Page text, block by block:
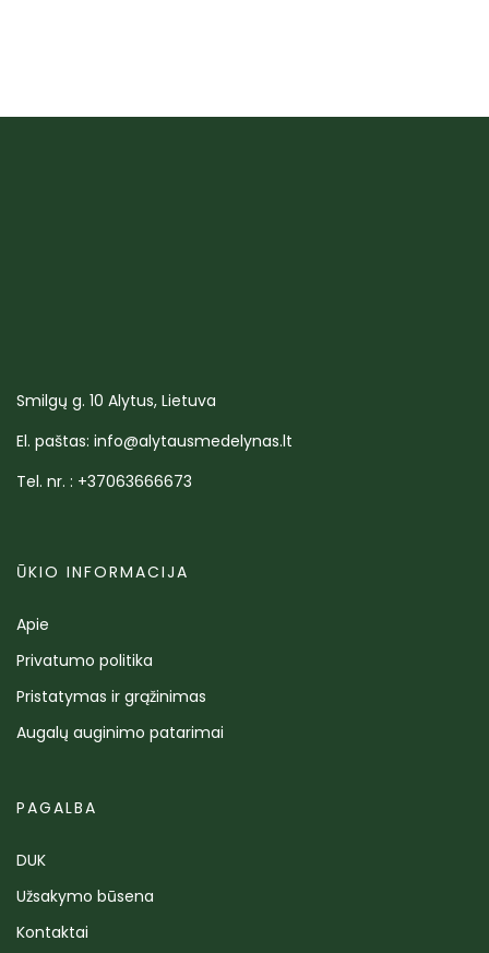
Smilgų g. 10 Alytus, Lietuva
El. paštas: info@alytausmedelynas.lt
Tel. nr. : +37063666673
ŪKIO INFORMACIJA
Apie
Privatumo politika
Pristatymas ir grąžinimas
Augalų auginimo patarimai
PAGALBA
DUK
Užsakymo būsena
Kontaktai